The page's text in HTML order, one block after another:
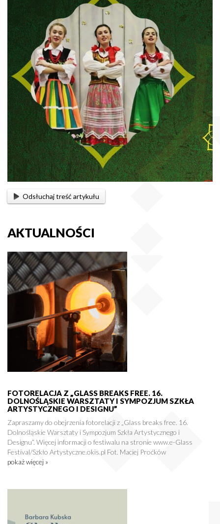
Odsłuchaj treść artykułu
AKTUALNOŚCI
FOTORELACJA Z „GLASS BREAKS FREE. 16.
DOLNOŚLĄSKIE WARSZTATY I SYMPOZJUM SZKŁA
ARTYSTYCZNEGO I DESIGNU”
Zapraszamy do obejrzenia fotorelacji z „Glass breaks free. 16.
Dolnośląskie Warsztaty i Sympozjum Szkła Artystycznego i
Designu”. Więcej informacji o festiwalu na stronie www.e-Glass
Festival/Szkło Artystyczne.okis.pl Fot. Maciej Proćków
pokaż więcej »